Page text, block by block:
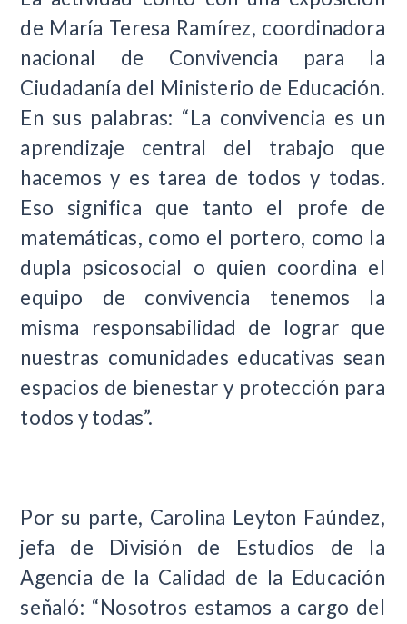
de María Teresa Ramírez, coordinadora
nacional de Convivencia para la
Ciudadanía del Ministerio de Educación.
En sus palabras: “La convivencia es un
aprendizaje central del trabajo que
hacemos y es tarea de todos y todas.
Eso significa que tanto el profe de
matemáticas, como el portero, como la
dupla psicosocial o quien coordina el
equipo de convivencia tenemos la
misma responsabilidad de lograr que
nuestras comunidades educativas sean
espacios de bienestar y protección para
todos y todas”.
Por su parte, Carolina Leyton Faúndez,
jefa de División de Estudios de la
Agencia de la Calidad de la Educación
señaló: “Nosotros estamos a cargo del